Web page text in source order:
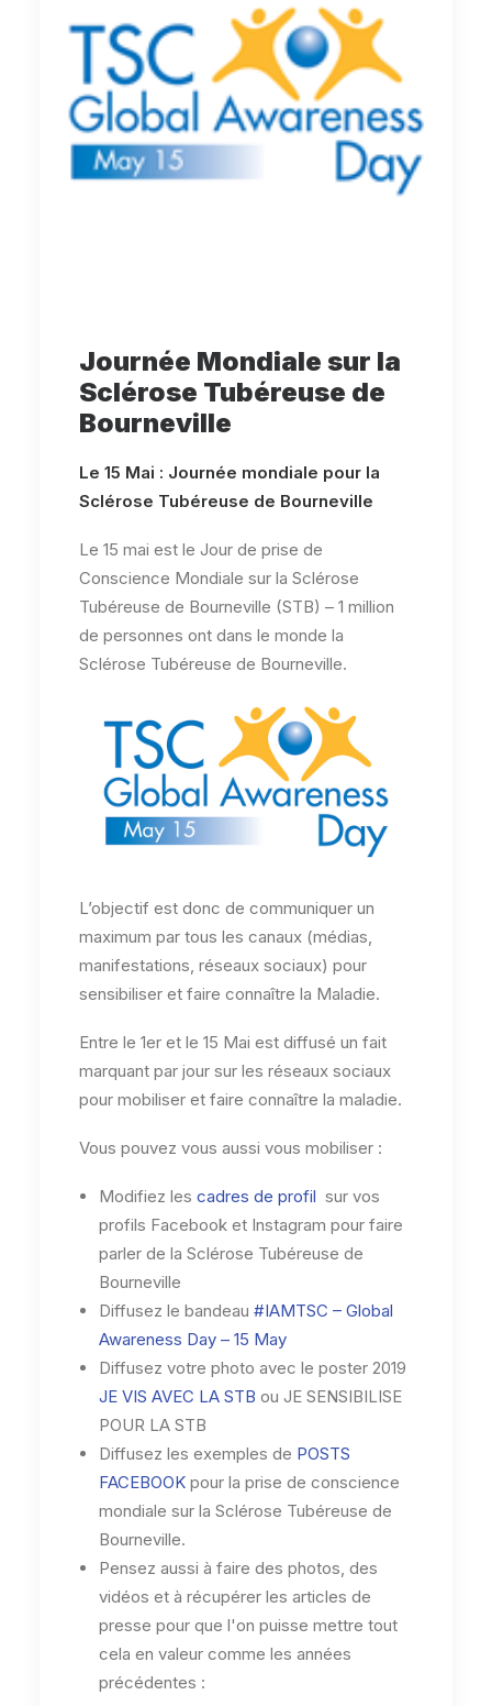
Journée Mondiale sur la
Sclérose Tubéreuse de
Bourneville
Le 15 Mai : Journée mondiale pour la
Sclérose Tubéreuse de Bourneville
Le 15 mai est le Jour de prise de
Conscience Mondiale sur la Sclérose
Tubéreuse de Bourneville (STB) – 1 million
de personnes ont dans le monde la
Sclérose Tubéreuse de Bourneville.
L’objectif est donc de communiquer un
maximum par tous les canaux (médias,
manifestations, réseaux sociaux) pour
sensibiliser et faire connaître la Maladie.
Entre le 1er et le 15 Mai est diffusé un fait
marquant par jour sur les réseaux sociaux
pour mobiliser et faire connaître la maladie.
Vous pouvez vous aussi vous mobiliser :
Modifiez les cadres de profil sur vos
profils Facebook et Instagram pour faire
parler de la Sclérose Tubéreuse de
Bourneville
Diffusez le bandeau #IAMTSC – Global
Awareness Day – 15 May
Diffusez votre photo avec le poster 2019
JE VIS AVEC LA STB ou JE SENSIBILISE
POUR LA STB
Diffusez les exemples de POSTS
FACEBOOK pour la prise de conscience
mondiale sur la Sclérose Tubéreuse de
Bourneville.
Pensez aussi à faire des photos, des
vidéos et à récupérer les articles de
presse pour que l'on puisse mettre tout
cela en valeur comme les années
précédentes :